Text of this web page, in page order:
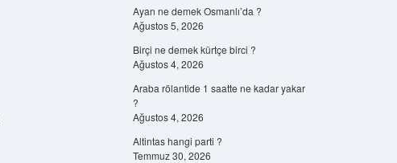
Ayan ne demek Osmanlı’da ?
Ağustos 5, 2026
Birçi ne demek kürtçe birci ?
Ağustos 4, 2026
Araba rölantide 1 saatte ne kadar yakar
?
Ağustos 4, 2026
Altintas hangi parti ?
Temmuz 30, 2026